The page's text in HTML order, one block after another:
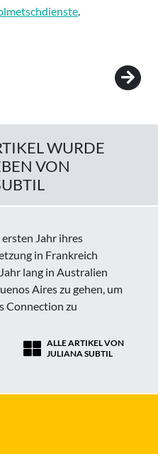
.
WURDE
VON
Jahr ihres
in Frankreich
lang in Australien
Aires zu gehen, um
Connection zu
ALLE ARTIKEL VON
JULIANA SUBTIL